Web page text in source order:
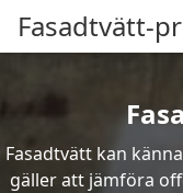
Fasadtvätt-
Fasadtvätt kan
gäller att jämföra